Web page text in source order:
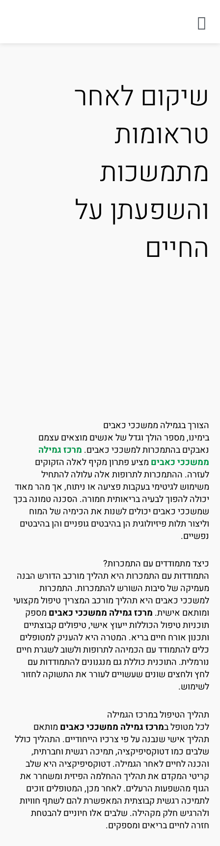
לאחר
על
בגמילה ממשככי כאבים
מספר הולך וגדל של אנשים מוצאים עצמם
בהתמכרות למשככי כאבים.מרכז גמילה
כאביםמציע פתרון מקיף לאלה הזקוקים
ההתמכרות לתרופות אלה עלולה להתחיל
לגיטימי בעקבות פציעה או ניתוח, אך מהר מאוד
להפוך לבעיה בריאותית חמורה. הסכנה טמונה בכך
כאבים יכולים לשנות את הכימיה של המוח
תלות פיזיולוגית הן בהיבטים גופניים והן בהיבטים
מתמודדים עם התמכרות?
עם התמכרות היא תהליך מורכב הדורש הבנה
של סיבות השורש להתמכרות. התמכרות
כאבים היא תהליך מורכב המצריך טיפול מקצועי
אישית.מרכז גמילה ממשככי כאביםמספק
טיפול הכוללות ייעוץ אישי, טיפולים קבוצתיים
אורח חיים בריא. המטרה היא להעניק למטופלים
להתמודד עם הכמיהה לתרופות ולשוב לשגרת חיים
התוכנית כוללת גם מנגנונים להתמודדות עם
ולחצים שונים שעשויים לעורר את התשוקה לחזור
הטיפול במרכז הגמילה
מטופל במרכז גמילה ממשככי כאביםמותאם
אישי שנבנה על פי צרכיו הייחודיים. התהליך כולל
כמו דטוקסיפיקציה, תמיכה רגשית וחברתית,
לחיים לאחר הגמילה. דטוקסיפיקציה היא שלב
המקדם את תהליך ההחלמה הפיזית ומשחרר את
מהשפעות הרעלים. לאחר מכן, המטופלים זוכים
רגשית קבוצתית המאפשרת להם לשתף חוויות
חלק מקהילה. שלבים אלו חיוניים להבטחת
לחיים בריאים ומספקים.